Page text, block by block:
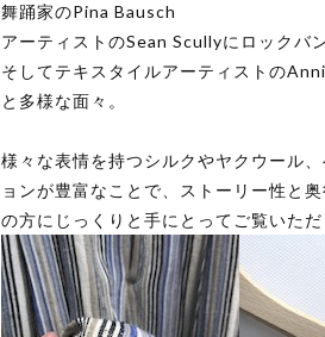
舞踊家のPina Bausch
アーティストのSean Scullyにロックバ
そしてテキスタイルアーティストの
と多様な面々。
様々な表情を持つシルクやヤクウール
ョンが豊富なことで、ストーリー性と
の方にじっくりと手にとってご覧いただ